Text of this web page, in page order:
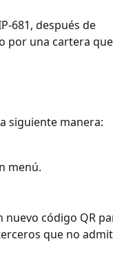
681, después de
por una cartera
siguiente manera:
menú.
código QR
que no